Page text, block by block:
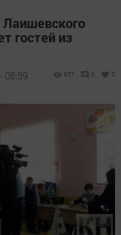
Лаишевского
гостей из
08:59 837 0 0